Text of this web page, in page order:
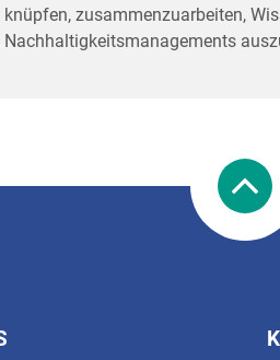
knüpfen, zusammenzuarbeiten,
Nachhaltigkeitsmanagements